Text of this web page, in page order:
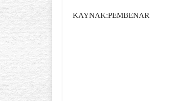
KAYNAK:PEMBENAR